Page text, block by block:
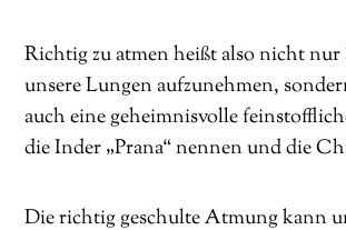
Richtig zu atmen heißt also nicht nur
unsere Lungen aufzunehmen,
auch eine geheimnisvolle
die Inder „Prana“ nennen und die
Die richtig geschulte Atmung kann